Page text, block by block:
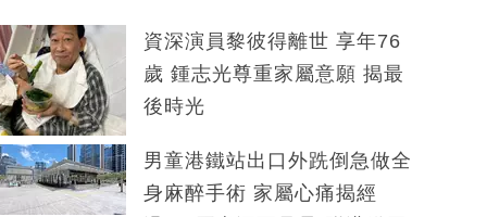
資深演員黎彼得離世 享年76
歲 鍾志光尊重家屬意願 揭最
後時光
男童港鐵站出口外跣倒急做全
身麻醉手術 家屬心痛揭經